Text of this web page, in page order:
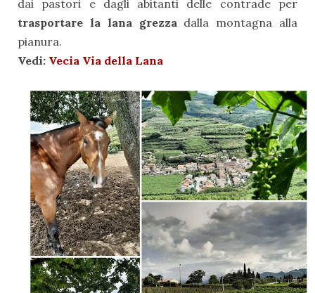
dai pastori e dagli abitanti delle contrade per
trasportare la lana grezza dalla montagna alla
pianura.
Vedi: Vecia Via della Lana